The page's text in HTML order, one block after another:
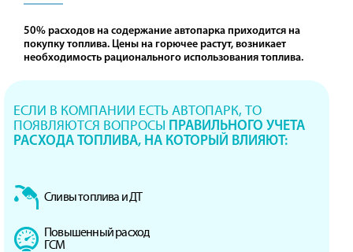
50% расходов на содержание автопарка приходится на
покупку топлива. Цены на горючее растут, возникает
необходимость рационального использования топлива.
ЕСЛИ В КОМПАНИИ ЕСТЬ АВТОПАРК, ТО
ПОЯВЛЯЮТСЯ ВОПРОСЫ ПРАВИЛЬНОГО УЧЕТА
РАСХОДА ТОПЛИВА, НА КОТОРЫЙ ВЛИЯЮТ:
Сливы топлива и ДТ
Повышенный расход
ГСМ